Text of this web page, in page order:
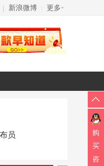
| 新浪微博 更多
员
购
买
咨